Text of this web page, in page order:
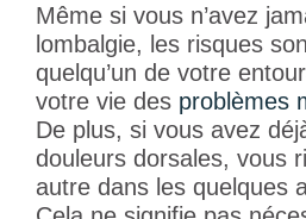
Même si vous n’avez
lombalgie, les risques
quelqu’un de votre
votre vie des problèmes
De plus, si vous avez
douleurs dorsales, vous
autre dans les quelques